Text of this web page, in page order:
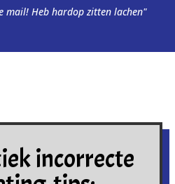
mail! Heb hardop zitten lachen"
incorrecte